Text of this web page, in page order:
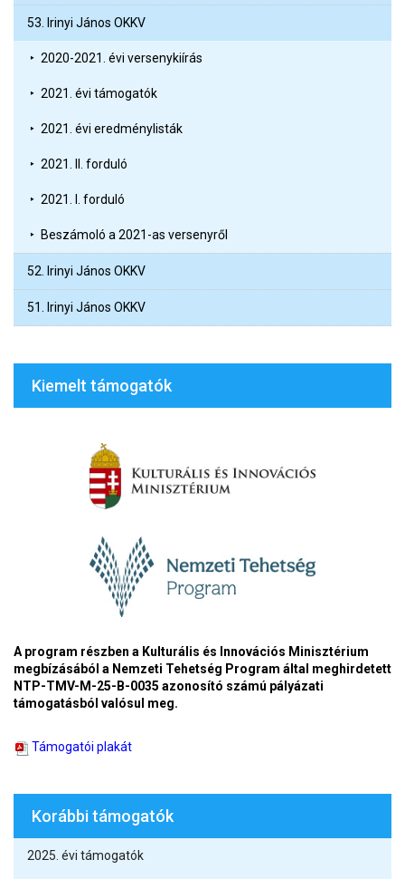
53. Irinyi János OKKV
2020-2021. évi versenykiírás
2021. évi támogatók
2021. évi eredménylisták
2021. II. forduló
2021. I. forduló
Beszámoló a 2021-as versenyről
52. Irinyi János OKKV
51. Irinyi János OKKV
Kiemelt támogatók
A program részben a Kulturális és Innovációs Minisztérium
megbízásából a Nemzeti Tehetség Program által meghirdetett
NTP-TMV-M-25-B-0035 azonosító számú pályázati
támogatásból valósul meg.
Támogatói plakát
Korábbi támogatók
2025. évi támogatók